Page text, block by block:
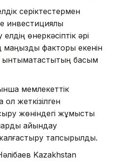
серіктестермен
инвестициялық
өнеркәсіптік әрі
маңызды факторы екенін
басым
мемлекеттік
жеткізілген
жөніндегі жұмысты
айқындау
тапсырылды.
Kazakhstan